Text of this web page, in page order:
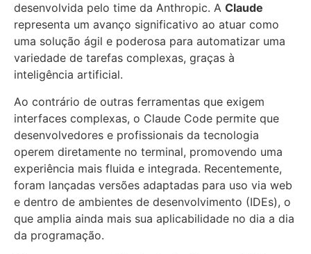
desenvolvida pelo time da Anthropic. A Claude
representa um avanço significativo ao atuar como
uma solução ágil e poderosa para automatizar uma
variedade de tarefas complexas, graças à
inteligência artificial.
Ao contrário de outras ferramentas que exigem
interfaces complexas, o Claude Code permite que
desenvolvedores e profissionais da tecnologia
operem diretamente no terminal, promovendo uma
experiência mais fluida e integrada. Recentemente,
foram lançadas versões adaptadas para uso via web
e dentro de ambientes de desenvolvimento (IDEs), o
que amplia ainda mais sua aplicabilidade no dia a dia
da programação.